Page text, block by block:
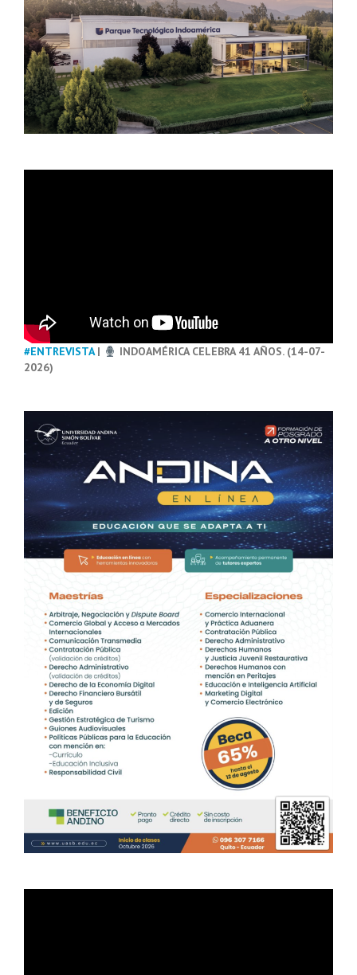
#ENTREVISTA|
INDOAMÉRICA CELEBRA 41 AÑOS. (14-07-
2026)